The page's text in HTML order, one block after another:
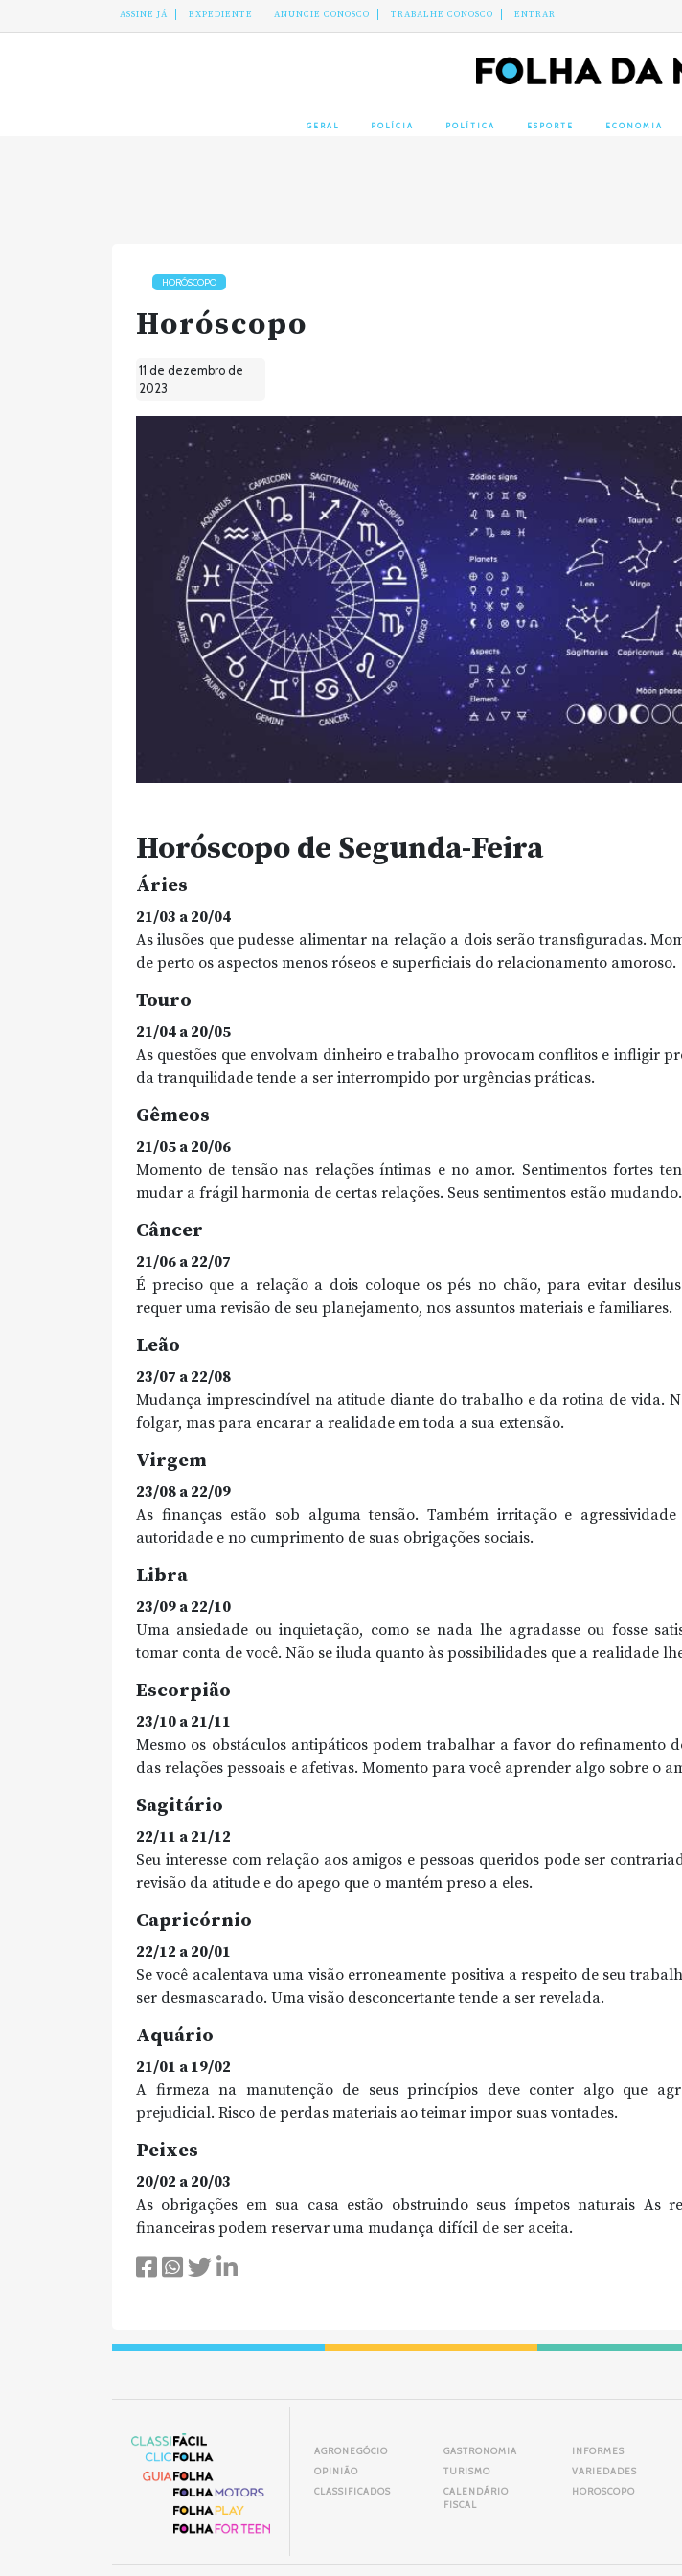
ASSINE JÁ EXPEDIENTE ANUNCIE CONOSCO TRABALHE CONOSCO ENTRAR
GERAL POLÍCIA POLÍTICA ESPORTE ECONOMIA
HORÓSCOPO
Horóscopo
11 de dezembro de
2023
Horóscopo de Segunda-Feira
Áries
21/03 a 20/04
As ilusões que pudesse alimentar na relação a dois serão transfiguradas.
de perto os aspectos menos róseos e superficiais do relacionamento amoroso.
Touro
21/04 a 20/05
As questões que envolvam dinheiro e trabalho provocam conflitos e infligir
da tranquilidade tende a ser interrompido por urgências práticas.
Gêmeos
21/05 a 20/06
Momento de tensão nas relações íntimas e no amor. Sentimentos fortes
mudar a frágil harmonia de certas relações. Seus sentimentos estão mudando.
Câncer
21/06 a 22/07
É preciso que a relação a dois coloque os pés no chão, para evitar
requer uma revisão de seu planejamento, nos assuntos materiais e familiares.
Leão
23/07 a 22/08
Mudança imprescindível na atitude diante do trabalho e da rotina de vida.
folgar, mas para encarar a realidade em toda a sua extensão.
Virgem
23/08 a 22/09
As finanças estão sob alguma tensão. Também irritação e
autoridade e no cumprimento de suas obrigações sociais.
Libra
23/09 a 22/10
Uma ansiedade ou inquietação, como se nada lhe agradasse ou fosse
tomar conta de você. Não se iluda quanto às possibilidades que a realidade
Escorpião
23/10 a 21/11
Mesmo os obstáculos antipáticos podem trabalhar a favor do refinamento
das relações pessoais e afetivas. Momento para você aprender algo sobre o
Sagitário
22/11 a 21/12
Seu interesse com relação aos amigos e pessoas queridos pode ser
revisão da atitude e do apego que o mantém preso a eles.
Capricórnio
22/12 a 20/01
Se você acalentava uma visão erroneamente positiva a respeito de seu
ser desmascarado. Uma visão desconcertante tende a ser revelada.
Aquário
21/01 a 19/02
A firmeza na manutenção de seus princípios deve conter algo que
prejudicial. Risco de perdas materiais ao teimar impor suas vontades.
Peixes
20/02 a 20/03
As obrigações em sua casa estão obstruindo seus ímpetos naturais As
financeiras podem reservar uma mudança difícil de ser aceita.
AGRONEGÓCIO GASTRONOMIA INFORMES
OPINIÃO
TURISMO VARIEDADES
CLASSIFICADOS
CALENDÁRIO
FISCAL
HOROSCOPO